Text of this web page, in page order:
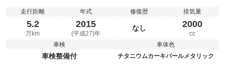
走行距離
5.2
万km
年式
2015
(平成27)年
修復歴
なし
排気量
2000
cc
車検
車検整備付
車体色
チタニウムカーキパールメタリック